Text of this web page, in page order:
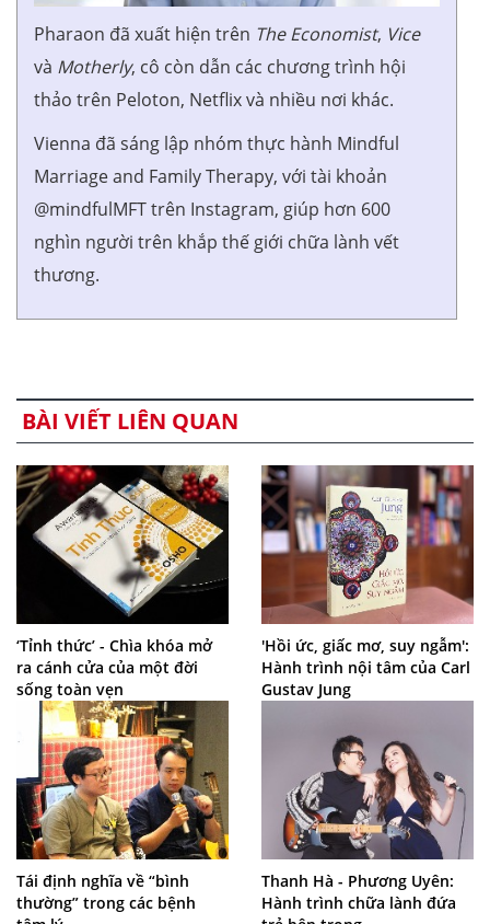
Pharaon đã xuất hiện trên The Economist, Vice
và Motherly, cô còn dẫn các chương trình hội
thảo trên Peloton, Netflix và nhiều nơi khác.
Vienna đã sáng lập nhóm thực hành Mindful
Marriage and Family Therapy, với tài khoản
@mindfulMFT trên Instagram, giúp hơn 600
nghìn người trên khắp thế giới chữa lành vết
thương.
BÀI VIẾT LIÊN QUAN
‘Tỉnh thức’ - Chìa khóa mở
ra cánh cửa của một đời
sống toàn vẹn
'Hồi ức, giấc mơ, suy ngẫm':
Hành trình nội tâm của Carl
Gustav Jung
Tái định nghĩa về “bình
thường” trong các bệnh
Thanh Hà - Phương Uyên:
Hành trình chữa lành đứa